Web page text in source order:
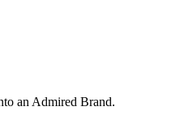
an Admired Brand.